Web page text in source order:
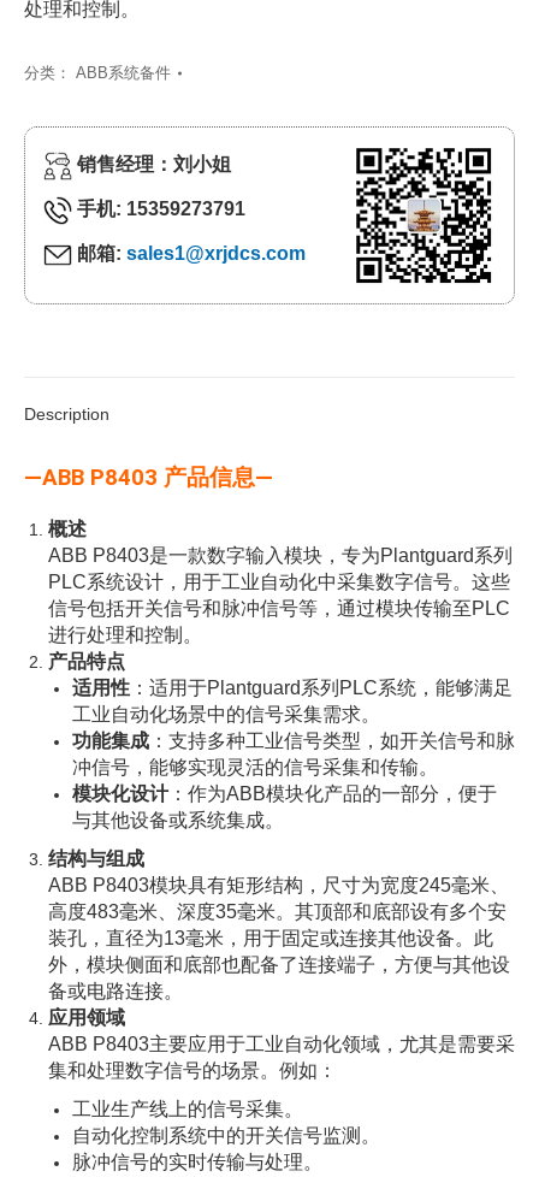
处理和控制。
分类： ABB系统备件
销售经理：刘小姐
手机: 15359273791
邮箱: sales1@xrjdcs.com
Description
—ABB P8403 产品信息—
概述
ABB P8403是一款数字输入模块，专为Plantguard系列
PLC系统设计，用于工业自动化中采集数字信号。这些
信号包括开关信号和脉冲信号等，通过模块传输至PLC
进行处理和控制。
产品特点
适用性 ：适用于Plantguard系列PLC系统，能够满足
工业自动化场景中的信号采集需求。
功能集成 ：支持多种工业信号类型，如开关信号和脉
冲信号，能够实现灵活的信号采集和传输。
模块化设计：作为ABB模块化产品的一部分，便于
与其他设备或系统集成。
结构与组成
ABB P8403模块具有矩形结构，尺寸为宽度245毫米、
高度483毫米、深度35毫米。其顶部和底部设有多个安
装孔，直径为13毫米，用于固定或连接其他设备。此
外，模块侧面和底部也配备了连接端子，方便与其他设
备或电路连接。
应用领域
ABB P8403主要应用于工业自动化领域，尤其是需要采
集和处理数字信号的场景。例如：
工业生产线上的信号采集。
自动化控制系统中的开关信号监测。
脉冲信号的实时传输与处理。